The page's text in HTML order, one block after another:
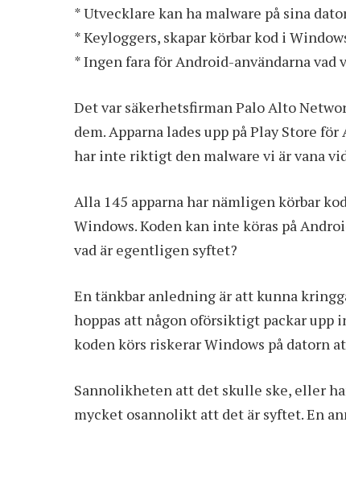
* Utvecklare kan ha malware på sina
* Keyloggers, skapar körbar kod i
* Ingen fara för Android-användarna vad
Det var säkerhetsfirman Palo Alto
dem. Apparna lades upp på Play Store
har inte riktigt den malware vi är vana
Alla 145 apparna har nämligen körbar
Windows. Koden kan inte köras på
vad är egentligen syftet?
En tänkbar anledning är att kunna
hoppas att någon oförsiktigt packar upp
koden körs riskerar Windows på datorn
Sannolikheten att det skulle ske, eller
mycket osannolikt att det är syftet. En